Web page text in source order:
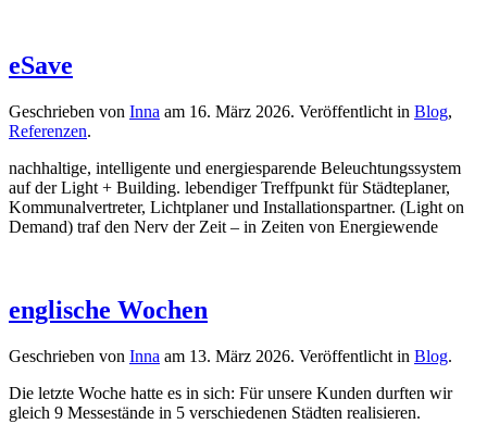
eSave
Geschrieben von Inna am 16. März 2026. Veröffentlicht in Blog,
Referenzen.
nachhaltige, intelligente und energiesparende Beleuchtungssystem
auf der Light + Building. lebendiger Treffpunkt für Städteplaner,
Kommunalvertreter, Lichtplaner und Installationspartner. (Light on
Demand) traf den Nerv der Zeit – in Zeiten von Energiewende
englische Wochen
Geschrieben von Inna am 13. März 2026. Veröffentlicht in Blog.
Die letzte Woche hatte es in sich: Für unsere Kunden durften wir
gleich 9 Messestände in 5 verschiedenen Städten realisieren.